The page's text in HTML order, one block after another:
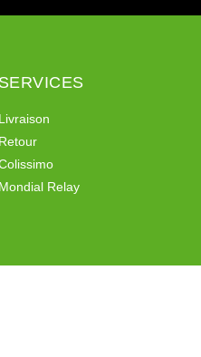
SERVICES
Livraison
Retour
Mondial Relay